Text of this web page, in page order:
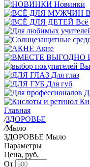
Новинки
Всё
Акне
Для глаз
Для губ
Главная
/ЗДОРОВЬЕ
/Мыло
ЗДОРОВЬЕ Мыло
Параметры
Цена, руб.
От